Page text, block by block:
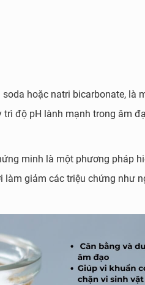
hoặc natri bicarbonate, là
trì độ pH lành mạnh trong âm
minh là một phương pháp
giảm các triệu chứng như